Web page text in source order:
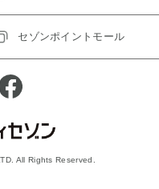
セゾンポイントモール
All Rights Reserved.